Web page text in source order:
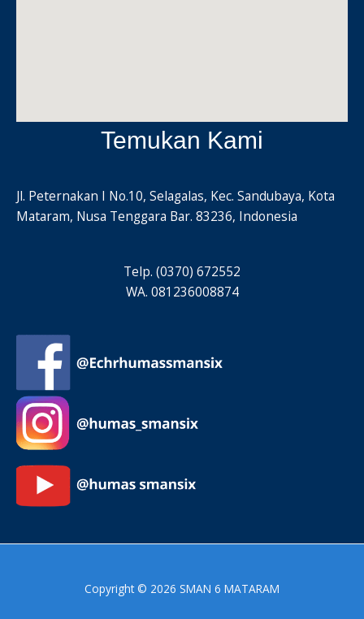
Temukan Kami
Jl. Peternakan I No.10, Selagalas, Kec. Sandubaya, Kota
Mataram, Nusa Tenggara Bar. 83236, Indonesia
Telp. (0370) 672552
WA. 081236008874
Copyright © 2026 SMAN 6 MATARAM